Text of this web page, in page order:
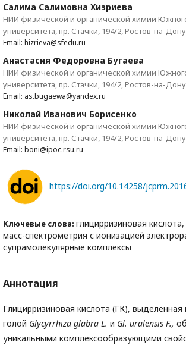
Салима Салимовна Хизриева
НИИ физической и органической химии
университета, пр. Стачки, 194/2, Ростов-на-
Email: hizrieva@sfedu.ru
Анастасия Федоровна Бугаева
НИИ физической и органической химии
университета, пр. Стачки, 194/2, Ростов-на-
Email: as.bugaewa@yandex.ru
Николай Иванович Борисенко
НИИ физической и органической химии
университета, пр. Стачки, 194/2, Ростов-на-
Email: boni@ipoc.rsu.ru
https://doi.org/10.14258/
Ключевые слова: глицирризиновая
масс-спектрометрия с ионизацией
супрамолекулярные комплексы
Аннотация
Глицирризиновая кислота (ГК), выделенная
голой Glycyrrhiza glabra L. и Gl. uralensis F.,
уникальными комплексообразующими